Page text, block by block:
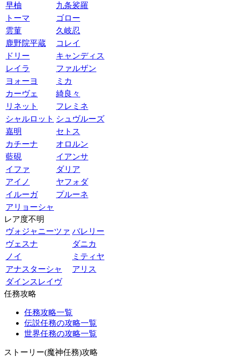
早柚
九条裟羅
トーマ
ゴロー
雲菫
久岐忍
鹿野院平蔵
コレイ
ドリー
キャンディス
レイラ
ファルザン
ヨォーヨ
ミカ
カーヴェ
綺良々
リネット
フレミネ
シャルロット シュヴルーズ
嘉明
セトス
カチーナ
オロルン
藍硯
イアンサ
イファ
ダリア
アイノ
ヤフォダ
イルーガ
プルーネ
アリョーシャ
レア度不明
ヴォジャニーツァ バレリー
ヴェスナ
ダニカ
ノイ
ミティヤ
アナスターシャ
アリス
ダインスレイヴ
任務攻略
任務攻略一覧
伝説任務の攻略一覧
世界任務の攻略一覧
ストーリー(魔神任務)攻略